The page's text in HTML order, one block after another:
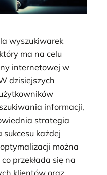
wyszukiwarek
ma na celu
internetowej w
dzisiejszych
informacji,
strategia
sukcesu każdej
można
przekłada się na
klientów oraz